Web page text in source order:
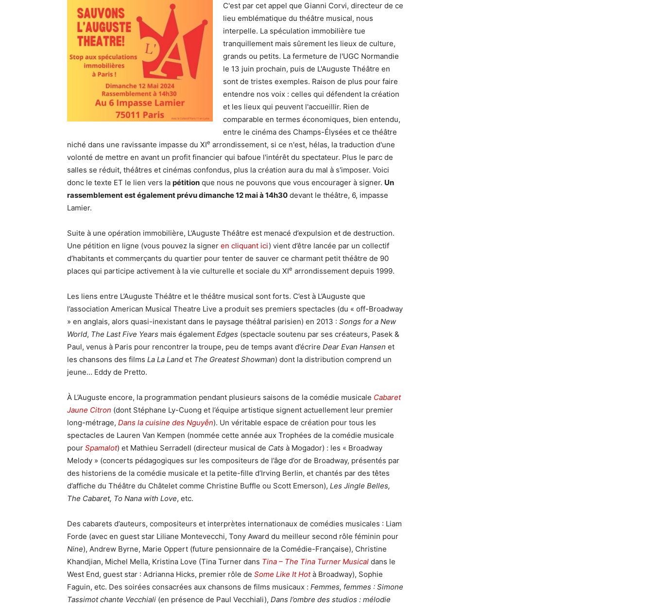
C'est par cet appel que Gianni Corvi, directeur de ce
lieu emblématique du théâtre musical, nous
interpelle. La spéculation immobilière tue
tranquillement mais sûrement les lieux de culture,
grands ou petits. La fermeture de l'UGC Normandie
le 13 juin prochain, puis de L'Auguste Théâtre en
sont de tristes exemples. Raison de plus pour faire
entendre nos voix : celles qui défendent la création
et les lieux qui peuvent l'accueillir. Rien de
comparable en termes économiques, bien entendu,
entre le cinéma des Champs-Élysées et ce théâtre
niché dans une ravissante impasse du XIe arrondissement, si ce n'est, hélas, la traduction d'une
volonté de mettre en avant un profit financier qui bafoue l'intérêt du spectateur. Plus le parc de
salles se réduit, théâtres et cinémas confondus, plus la création aura du mal à s'imposer. Voici
donc le texte ET le lien vers la pétition que nous ne pouvons que vous encourager à signer. Un
rassemblement est également prévu dimanche 12 mai à 14h30 devant le théâtre, 6, impasse
Lamier.
Suite à une opération immobilière, L’Auguste Théâtre est menacé d’expulsion et de destruction.
Une pétition en ligne (vous pouvez la signer en cliquant ici) vient d’être lancée par un collectif
d’habitants et commerçants du quartier pour tenter de sauver ce charmant petit théâtre de 90
places qui participe activement à la vie culturelle et sociale du XIe arrondissement depuis 1999.
Les liens entre L’Auguste Théâtre et le théâtre musical sont forts. C’est à L’Auguste que
l’association American Musical Theatre Live a produit ses premiers spectacles (du « off-Broadway
» en anglais, alors quasi-inexistant dans le paysage théâtral parisien) en 2013 : Songs for a New
World, The Last Five Years mais également Edges (spectacle soutenu par ses créateurs, Pasek &
Paul, venus à Paris pour rencontrer la troupe, peu de temps avant d’écrire Dear Evan Hansen et
les chansons des films La La Land et The Greatest Showman) dont la distribution comprend un
jeune… Eddy de Pretto.
À L’Auguste encore, la programmation pendant plusieurs saisons de la comédie musicale Cabaret
Jaune Citron (dont Stéphane Ly-Cuong et l’équipe artistique signent actuellement leur premier
long-métrage, Dans la cuisine des Nguyễn). Un véritable espace de création pour tous les
spectacles de Lauren Van Kempen (nommée cette année aux Trophées de la comédie musicale
pour Spamalot) et Mathieu Serradell (directeur musical de Cats à Mogador) : les « Broadway
Melody » (concerts pédagogiques sur les compositeurs de l’âge d’or de Broadway, présentés par
des historiens de la comédie musicale et la petite-fille d’Irving Berlin, et chantés par des têtes
d’affiche du Théâtre du Châtelet comme Christine Buffle ou Scott Emerson), Les Jingle Belles,
The Cabaret, To Nana with Love, etc.
Des cabarets d’auteurs, compositeurs et interprètes internationaux de comédies musicales : Liam
Forde (avec en guest star Liliane Montevecchi, Tony Award du meilleur second rôle féminin pour
Nine), Andrew Byrne, Marie Oppert (future pensionnaire de la Comédie-Française), Christine
Khandjian, Michel Mella, Kristina Love (Tina Turner dans Tina – The Tina Turner Musical dans le
West End, guest star : Adrianna Hicks, premier rôle de Some Like It Hotà Broadway), Sophie
Faguin, etc. Des soirées consacrées aux chansons de films musicaux : Femmes, femmes : Simone
Tassimot chante Vecchiali (en présence de Paul Vecchiali), Dans l’ombre des studios : mélodie